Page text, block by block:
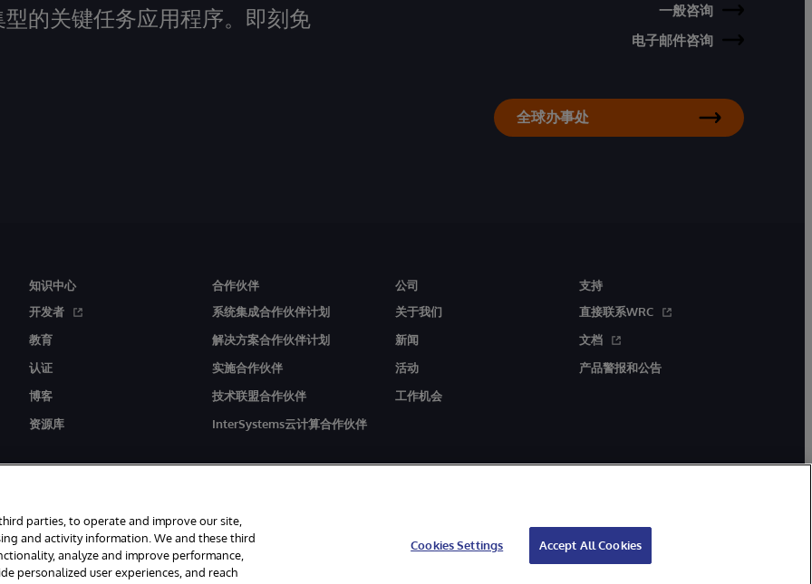
的关键任务应用程序。即刻免
一般咨询
电子邮件咨询
全球办事处
知识中心
开发者
教育
认证
博客
资源库
合作伙伴
系统集成合作伙伴计划
解决方案合作伙伴计划
实施合作伙伴
技术联盟合作伙伴
InterSystems云计算合作伙伴
公司
关于我们
新闻
活动
工作机会
支持
直接联系WRC
文档
产品警报和公告
限公司 版权所有。京ICP备2021005331号 通知/条款和条件
parties, to operate and improve our site,
and activity information. We and these third
analyze and improve performance,
personalized user experiences, and reach
Cookies Settings Accept All Cookies